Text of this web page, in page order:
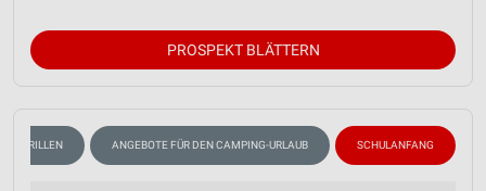
PROSPEKT BLÄTTERN
GRILLEN ANGEBOTE FÜR DEN CAMPING-URLAUB SCHULANFANG